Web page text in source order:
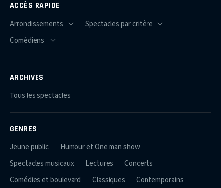
ACCÈS RAPIDE
ARCHIVES
Tous les spectacles
GENRES
Jeune public
Humour et One man show
Spectacles musicaux
Lectures
Concerts
Comédies et boulevard
Classiques
Contemporains